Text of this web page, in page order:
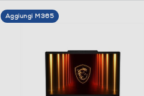
Aggiungi M365